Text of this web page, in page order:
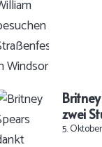
zwei
5.